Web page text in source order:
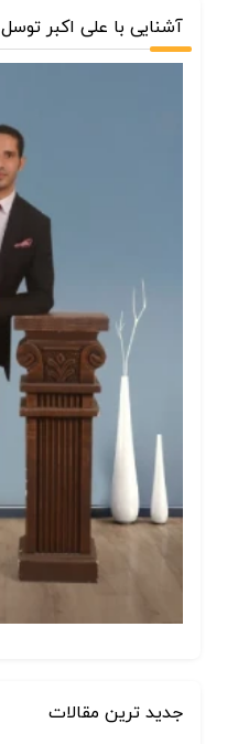
آشنایی با علی اکبر توسل
جدید ترین مقالات